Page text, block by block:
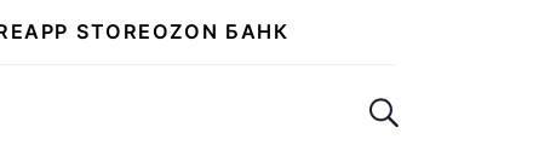
APP STORE OZON БАНК
Поиск по сайту